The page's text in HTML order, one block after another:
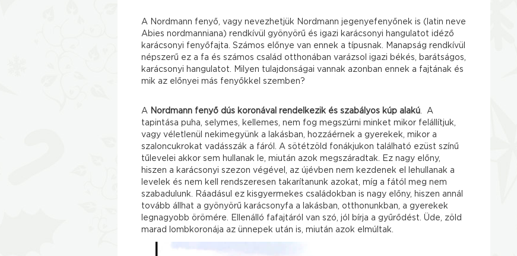
A Nordmann fenyő, vagy nevezhetjük Nordmann jegenyefenyőnek is (latin neve
Abies nordmanniana) rendkívül gyönyörű és igazi karácsonyi hangulatot idéző
karácsonyi fenyőfajta. Számos előnye van ennek a típusnak. Manapság rendkívül
népszerű ez a fa és számos család otthonában varázsol igazi békés, barátságos,
karácsonyi hangulatot. Milyen tulajdonságai vannak azonban ennek a fajtának és
mik az előnyei más fenyőkkel szemben?
A Nordmann fenyő dús koronával rendelkezik és szabályos kúp alakú. A
tapintása puha, selymes, kellemes, nem fog megszúrni minket mikor felállítjuk,
vagy véletlenül nekimegyünk a lakásban, hozzáérnek a gyerekek, mikor a
szaloncukrokat vadásszák a fáról. A sötétzöld fonákjukon található ezüst színű
tűlevelei akkor sem hullanak le, miután azok megszáradtak. Ez nagy előny,
hiszen a karácsonyi szezon végével, az újévben nem kezdenek el lehullanak a
levelek és nem kell rendszeresen takarítanunk azokat, míg a fától meg nem
szabadulunk. Ráadásul ez kisgyermekes családokban is nagy előny, hiszen annál
tovább állhat a gyönyörű karácsonyfa a lakásban, otthonunkban, a gyerekek
legnagyobb örömére. Ellenálló fafajtáról van szó, jól bírja a gyűrődést. Üde, zöld
marad lombkoronája az ünnepek után is, miután azok elmúltak.